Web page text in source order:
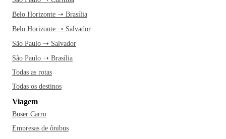
Belo Horizonte ➝ Brasília
Belo Horizonte ➝ Salvador
São Paulo ➝ Salvador
São Paulo ➝ Brasília
Todas as rotas
Todas os destinos
Viagem
Buser Carro
Empresas de ônibus